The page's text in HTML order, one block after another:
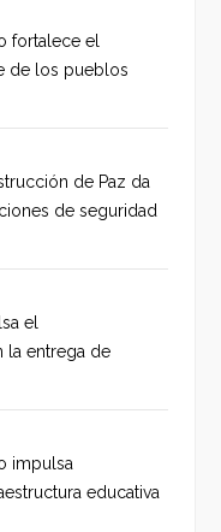
fortalece el
de los pueblos
de Paz da
de seguridad
el
la entrega de
impulsa
educativa